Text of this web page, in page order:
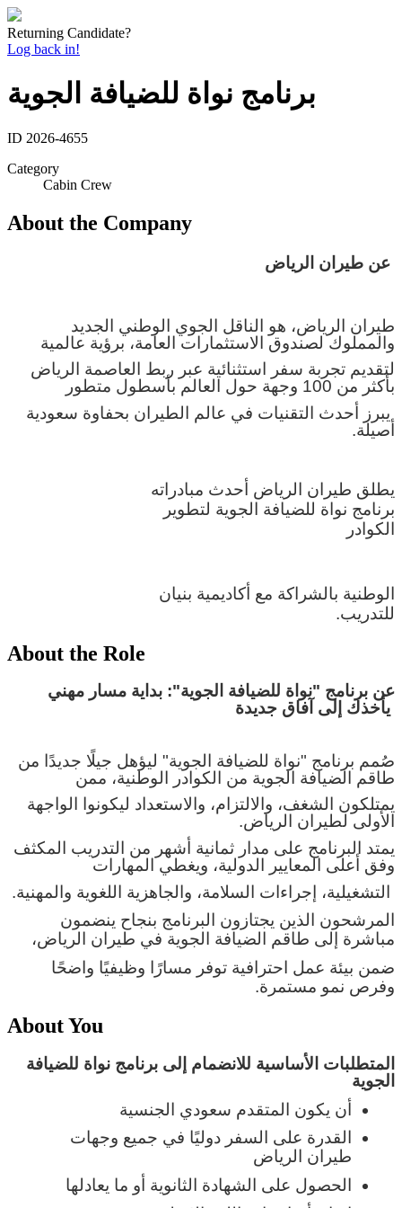
Returning Candidate?
Log back in!
برنامج نواة للضيافة الجوية
ID 2026-4655
Category
Cabin Crew
About the Company
طيران الرياض، هو الناقل الجوي الوطني الجديد
والمملوك لصندوق الاستثمارات العامة، برؤية عالمية
لتقديم تجربة سفر استثنائية عبر ربط العاصمة الرياض
بأكثر من 100 وجهة حول العالم بأسطول متطور
يبرز أحدث التقنيات في عالم الطيران بحفاوة سعودية
أصيلة.
يطلق طيران الرياض أحدث مبادراته
برنامج نواة للضيافة الجوية لتطوير
الكوادر
الوطنية بالشراكة مع أكاديمية بنيان
للتدريب.
About the Role
عن برنامج "نواة للضيافة الجوية": بداية مسار مهني
يأخذك إلى آفاق جديدة
صُمم برنامج "نواة للضيافة الجوية" ليؤهل جيلًا جديدًا من
طاقم الضيافة الجوية من الكوادر الوطنية، ممن
يمتلكون الشغف، والالتزام، والاستعداد ليكونوا الواجهة
الأولى لطيران الرياض.
يمتد البرنامج على مدار ثمانية أشهر من التدريب المكثف
وفق أعلى المعايير الدولية، ويغطي المهارات
التشغيلية، إجراءات السلامة، والجاهزية اللغوية والمهنية.
المرشحون الذين يجتازون البرنامج بنجاح ينضمون
مباشرة إلى طاقم الضيافة الجوية في طيران الرياض،
ضمن بيئة عمل احترافية توفر مسارًا وظيفيًا واضحًا
وفرص نمو مستمرة.
About You
المتطلبات الأساسية للانضمام إلى برنامج نواة للضيافة
الجوية
أن يكون المتقدم سعودي الجنسية
القدرة على السفر دوليًا في جميع وجهات
طيران الرياض
الحصول على الشهادة الثانوية أو ما يعادلها